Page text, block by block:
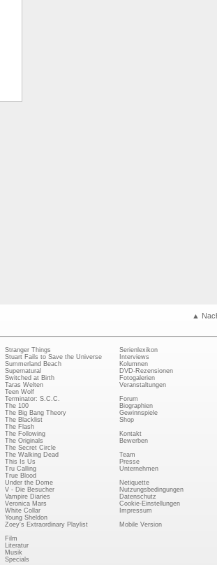
▲
Stranger Things
Stuart Fails to Save the Universe
Summerland Beach
Supernatural
Switched at Birth
Taras Welten
Teen Wolf
Terminator: S.C.C.
The 100
The Big Bang Theory
The Blacklist
The Flash
The Following
The Originals
The Secret Circle
The Walking Dead
This Is Us
Tru Calling
True Blood
Under the Dome
V - Die Besucher
Vampire Diaries
Veronica Mars
White Collar
Young Sheldon
Zoey's Extraordinary Playlist
Film
Literatur
Musik
Specials
Serienlexikon
Interviews
Kolumnen
DVD-Rezensionen
Fotogalerien
Veranstaltungen
Forum
Biographien
Gewinnspiele
Shop
Kontakt
Bewerben
Team
Presse
Unternehmen
Netiquette
Nutzungsbedingungen
Datenschutz
Cookie-Einstellungen
Impressum
Mobile Version